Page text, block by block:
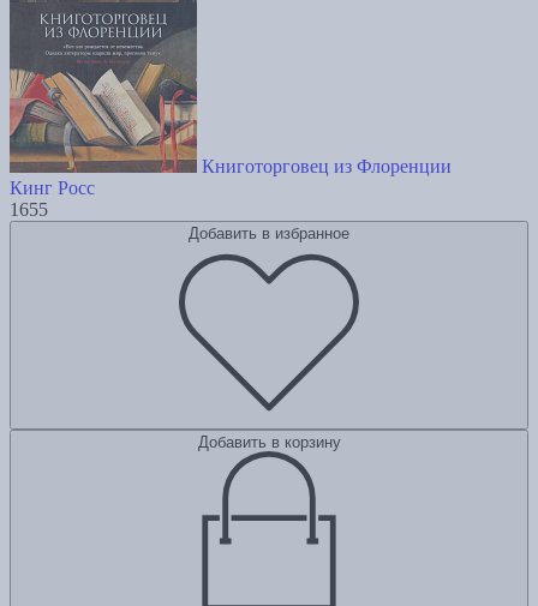
Книготорговец из Флоренции
Кинг Росс
1655
Добавить в избранное
Добавить в корзину